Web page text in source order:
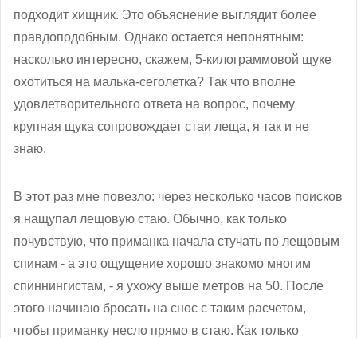
подходит хищник. Это объяснение выглядит более
правдоподобным. Однако остается непонятным:
насколько интересно, скажем, 5-килограммовой щуке
охотиться на малька-сеголетка? Так что вполне
удовлетворительного ответа на вопрос, почему
крупная щука сопровождает стаи леща, я так и не
знаю.
В этот раз мне повезло: через несколько часов поисков
я нащупал лещовую стаю. Обычно, как только
почувствую, что приманка начала стучать по лещовым
спинам - а это ощущение хорошо знакомо многим
спиннингистам, - я ухожу выше метров на 50. После
этого начинаю бросать на снос с таким расчетом,
чтобы приманку несло прямо в стаю. Как только